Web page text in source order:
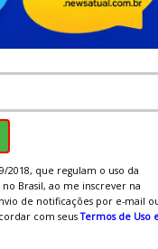
2018, que regulam o uso da
Brasil, ao me inscrever na
de notificações por e-mail
com seusTermos de Uso